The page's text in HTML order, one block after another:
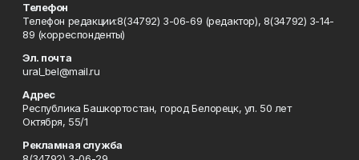
Телефон
Телефон редакции:8(34792) 3-06-69 (редактор), 8(34792) 3-14-
89 (корреспонденты)
Эл. почта
ural_bel@mail.ru
Адрес
Республика Башкортостан, город Белорецк, ул. 50 лет
Октября, 55/1
Рекламная служба